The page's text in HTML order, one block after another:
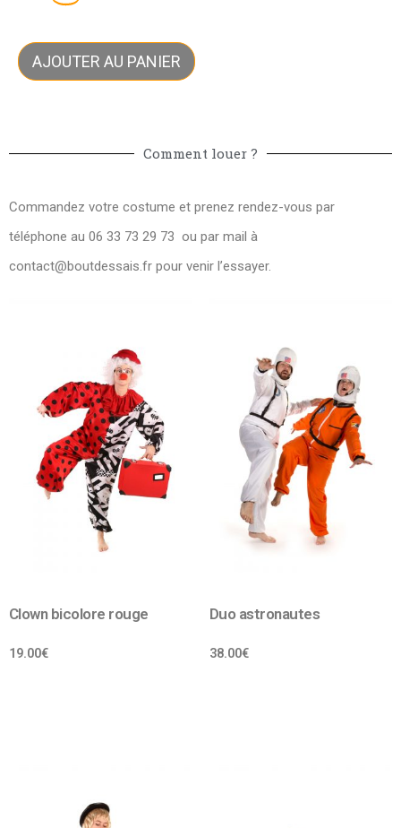
AJOUTER AU PANIER
Comment louer ?
Commandez votre costume et prenez rendez-vous par
téléphone au 06 33 73 29 73 ou par mail à
contact@boutdessais.fr pour venir l’essayer.
Clown bicolore rouge
19.00€
Duo astronautes
38.00€